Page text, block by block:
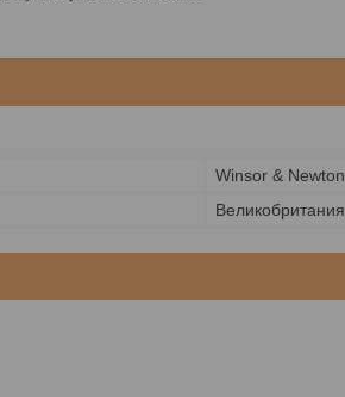
Winsor & Newton
Великобритания